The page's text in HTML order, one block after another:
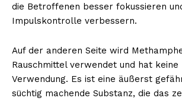
die Betroffenen besser fokussieren
Impulskontrolle verbessern.
Auf der anderen Seite wird
Rauschmittel verwendet und hat keine
Verwendung. Es ist eine äußerst
süchtig machende Substanz, die das